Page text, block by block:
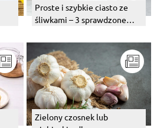
Proste i szybkie ciasto ze
śliwkami – 3 sprawdzone
Zielony czosnek lub